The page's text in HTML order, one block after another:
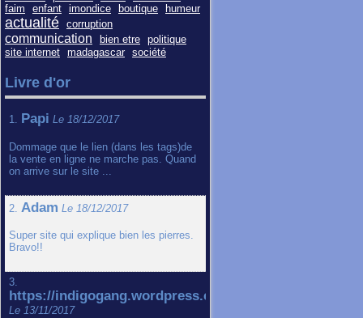
faim
enfant imondice boutique humeur
actualité corruption
communication bien etre politique
site internet madagascar société
Livre d'or
1. Papi Le 18/12/2017
Dommage que le lien (dans les tags)de
la vente en ligne ne marche pas. Quand
on arrive sur le site ...
2. Adam Le 18/12/2017
Super site qui explique bien les pierres.
Bravo!!
3.
https://indigogang.wordpress.com
Le 13/11/2017